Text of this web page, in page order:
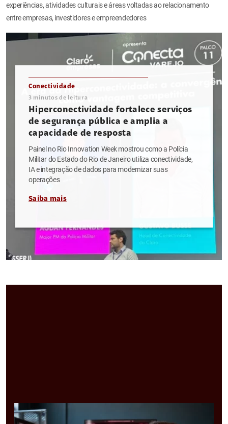
experiências, atividades culturais e áreas voltadas ao relacionamento
entre empresas, investidores e empreendedores
Conectividade
3 minutos de leitura
Hiperconectividade fortalece serviços
de segurança pública e amplia a
capacidade de resposta
Painel no Rio Innovation Week mostrou como a Polícia
Militar do Estado do Rio de Janeiro utiliza conectividade,
IA e integração de dados para modernizar suas
operações
Saiba mais